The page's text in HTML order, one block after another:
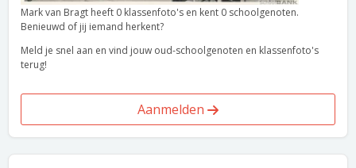
Mark van Bragt heeft 0 klassenfoto's en kent 0 schoolgenoten.
Benieuwd of jij iemand herkent?
Meld je snel aan en vind jouw oud-schoolgenoten en klassenfoto's
terug!
Aanmelden